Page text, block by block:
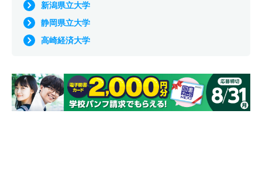
新潟県立大学
静岡県立大学
高崎経済大学